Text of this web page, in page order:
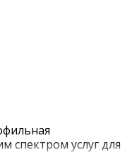
спектром услуг для